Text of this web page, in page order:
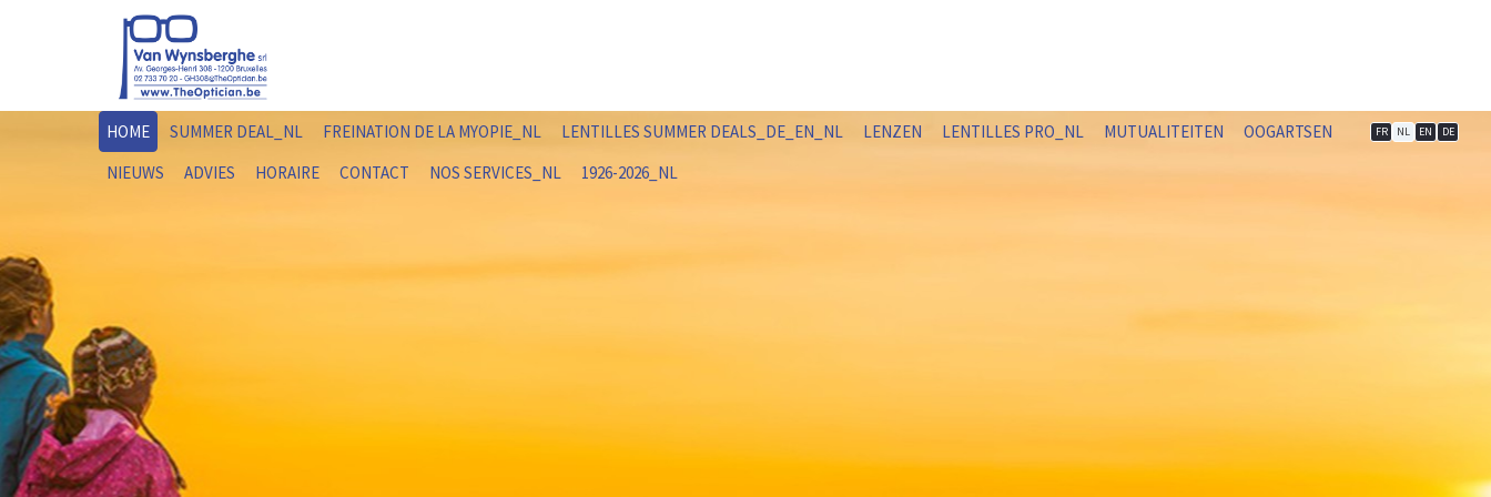
FR NL EN DE
HOME SUMMER DEAL_NL FREINATION DE LA MYOPIE_NL LENTILLES SUMMER DEALS_DE_EN_NL LENZEN LENTILLES PRO_NL MUTUALITEITEN
OOGARTSEN
NIEUWS
ADVIES HORAIRE CONTACT NOS SERVICES_NL 1926-2026_NL